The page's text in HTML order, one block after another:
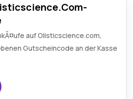
auf Olisticscience.com,
Gutscheincode an der Kasse